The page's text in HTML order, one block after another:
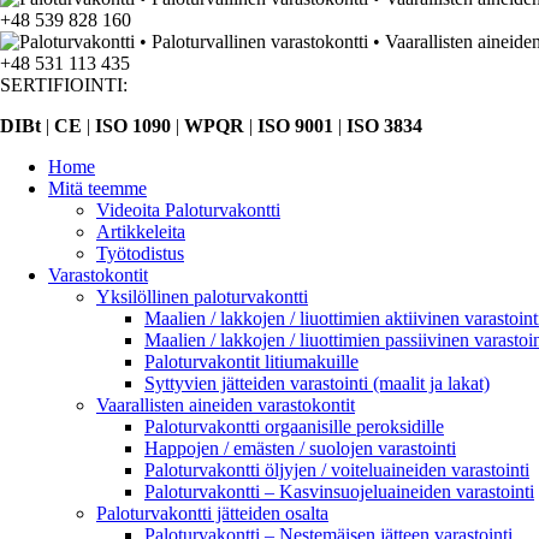
+48 539 828 160
+48 531 113 435
SERTIFIOINTI:
DIBt | CE | ISO 1090 | WPQR | ISO 9001 | ISO 3834
Home
Mitä teemme
Videoita Paloturvakontti
Artikkeleita
Työtodistus
Varastokontit
Yksilöllinen paloturvakontti
Maalien / lakkojen / liuottimien aktiivinen
Maalien / lakkojen / liuottimien passiivinen
Paloturvakontit litiumakuille
Syttyvien jätteiden varastointi (maalit ja lakat)
Vaarallisten aineiden varastokontit
Paloturvakontti orgaanisille peroksidille
Happojen / emästen / suolojen varastointi
Paloturvakontti öljyjen / voiteluaineiden varastointi
Paloturvakontti – Kasvinsuojeluaineiden varastointi
Paloturvakontti jätteiden osalta